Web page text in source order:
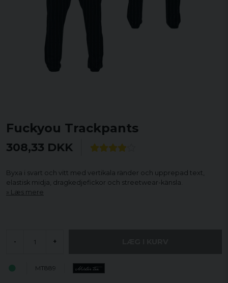
Fuckyou Trackpants
308,33 DKK
Byxa i svart och vitt med vertikala ränder och upprepad text,
elastisk midja, dragkedjefickor och streetwear-känsla.
Læs mere
- +
MT889